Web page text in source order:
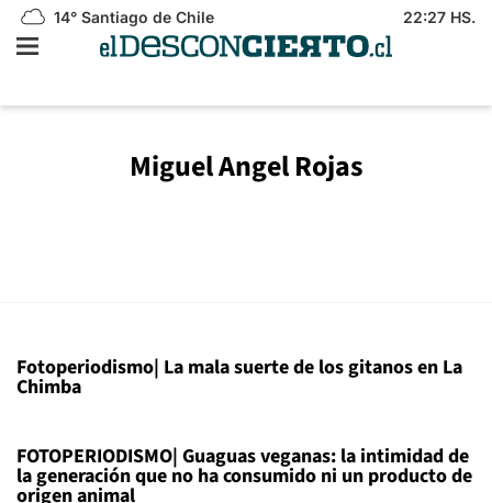
14° Santiago de Chile 22:27 HS.
Miguel Angel Rojas
Fotoperiodismo| La mala suerte de los gitanos en La
Chimba
FOTOPERIODISMO| Guaguas veganas: la intimidad de
la generación que no ha consumido ni un producto de
origen animal